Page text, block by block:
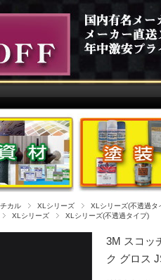
カル XLシリーズ
XLシリーズ(不透過タ
XLシリーズ XLシリーズ(不透過タイプ)
3M スコッ
ク グロス